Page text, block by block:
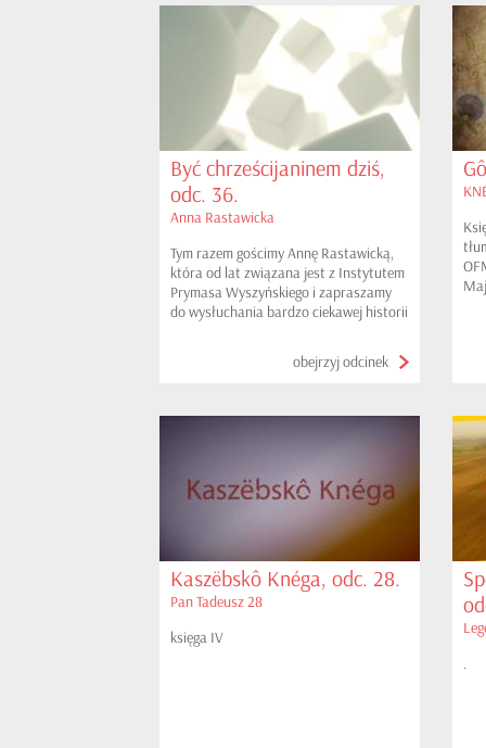
Być chrześcijaninem dziś,
odc. 36.
Anna Rastawicka
Tym razem gościmy Annę Rastawicką,
która od lat związana jest z Instytutem
Prymasa Wyszyńskiego i zapraszamy
do wysłuchania bardzo ciekawej historii
obejrzyj odcinek
Kaszëbskô Knéga, odc. 28.
Pan Tadeusz 28
księga IV
.